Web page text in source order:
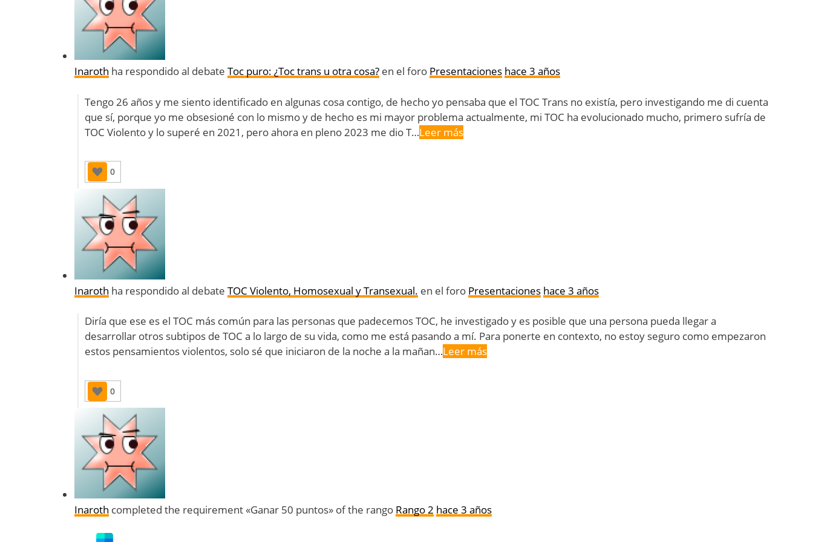
Inaroth ha respondido al debate Toc puro: ¿Toc trans u otra cosa? en el foro Presentaciones hace 3 años
Tengo 26 años y me siento identificado en algunas cosa contigo, de hecho yo pensaba que el TOC Trans no existía, pero investigando me di cuenta
que sí, porque yo me obsesioné con lo mismo y de hecho es mi mayor problema actualmente, mi TOC ha evolucionado mucho, primero sufría de
TOC Violento y lo superé en 2021, pero ahora en pleno 2023 me dio T…Leer más
0
Inaroth ha respondido al debate TOC Violento, Homosexual y Transexual. en el foro Presentaciones hace 3 años
Diría que ese es el TOC más común para las personas que padecemos TOC, he investigado y es posible que una persona pueda llegar a
desarrollar otros subtipos de TOC a lo largo de su vida, como me está pasando a mí. Para ponerte en contexto, no estoy seguro como empezaron
estos pensamientos violentos, solo sé que iniciaron de la noche a la mañan…Leer más
0
Inaroth completed the requirement «Ganar 50 puntos» of the rango Rango 2 hace 3 años